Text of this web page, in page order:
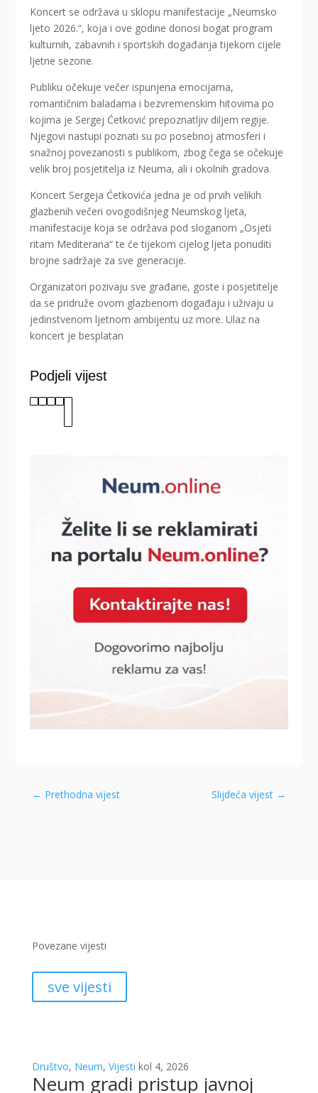
Koncert se održava u sklopu manifestacije „Neumsko
ljeto 2026.“, koja i ove godine donosi bogat program
kulturnih, zabavnih i sportskih događanja tijekom cijele
ljetne sezone.
Publiku očekuje večer ispunjena emocijama,
romantičnim baladama i bezvremenskim hitovima po
kojima je Sergej Ćetković prepoznatljiv diljem regije.
Njegovi nastupi poznati su po posebnoj atmosferi i
snažnoj povezanosti s publikom, zbog čega se očekuje
velik broj posjetitelja iz Neuma, ali i okolnih gradova.
Koncert Sergeja Ćetkovića jedna je od prvih velikih
glazbenih večeri ovogodišnjeg Neumskog ljeta,
manifestacije koja se održava pod sloganom „Osjeti
ritam Mediterana“ te će tijekom cijelog ljeta ponuditi
brojne sadržaje za sve generacije.
Organizatori pozivaju sve građane, goste i posjetitelje
da se pridruže ovom glazbenom događaju i uživaju u
jedinstvenom ljetnom ambijentu uz more. Ulaz na
koncert je besplatan
Podjeli vijest
← Prethodna vijest Slijdeća vijest →
Povezane vijesti
sve vijesti
Društvo, Neum, Vijesti kol 4, 2026
Neum gradi pristup javnoj